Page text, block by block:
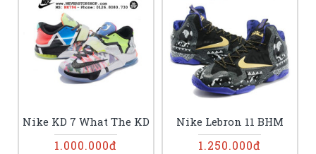
Nike KD 7 What The KD
1.000.000đ
Nike Lebron 11 BHM
1.250.000đ